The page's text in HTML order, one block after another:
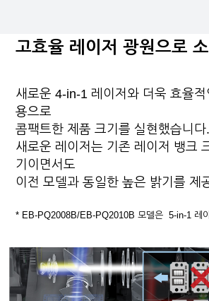
고효율 레이저 광원으로
새로운 4-in-1 레이저와 더욱 효율
용으로
콤팩트한 제품 크기를 실현했습니다.
새로운 레이저는 기존 레이저 뱅크
기이면서도
이전 모델과 동일한 높은 밝기를 제
* EB-PQ2008B/EB-PQ2010B 모델은 5-in-1 레